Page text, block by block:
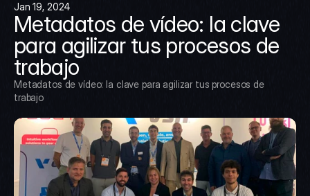
Jan 19, 2024
Metadatos de vídeo: la clave
para agilizar tus procesos de
trabajo
Metadatos de vídeo: la clave para agilizar tus procesos de
trabajo